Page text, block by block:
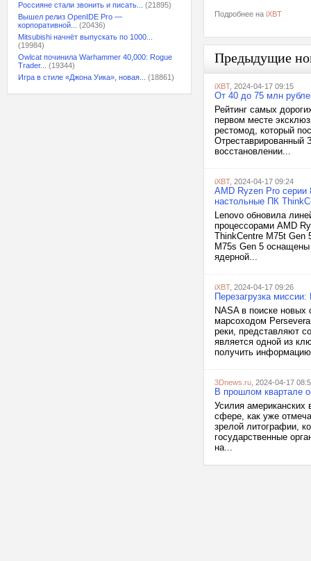
Россияне стали звонить и писать...
(21895)
Вышел релиз OpenIDE Pro —
корпоративной...
(20436)
Mitsubishi начнёт выпускать по 1000...
(19984)
Owlcat починила Warhammer 40,000: Rogue
Trader...
(19344)
Игра в стиле «Джона Уика», новая...
(18861)
Подробнее на iXBT
Предыдущие
iXBT, 2024-04-17 09:15
От 40 до 75 млн
Рейтинг самых
первом месте
рестомод, который
Отреставрированный
восстановлении...
iXBT, 2024-04-17 09:24
AMD Ryzen Pro
настольные ПК
Lenovo обновила
процессорами AMD
ThinkCentre M75t Gen
M75s Gen 5
ядерной...
iXBT, 2024-04-17 09:26
Перезагрузка
NASA в поиске
марсоходом
реки, представляют
является одной из
получить
3Dnews.ru , 2024-04-17
В прошлом квартале
Усилия американских
сфере, как уже
зрелой литографии,
государственные
на...